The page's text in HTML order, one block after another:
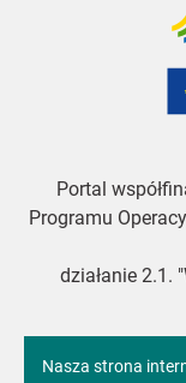
Portal
Programu
działanie 2.1.
Nasza strona